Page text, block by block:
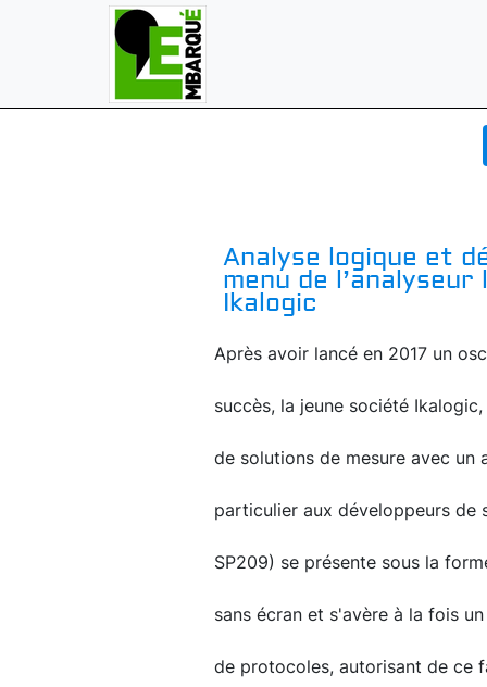
Analyse logique et
menu de
Ikalogic
Après avoir lancé en 2017 un
succès, la jeune société
de solutions de mesure avec un
particulier aux développeurs de
SP209) se présente sous la
sans écran et s'avère à la fois
de protocoles, autorisant de ce